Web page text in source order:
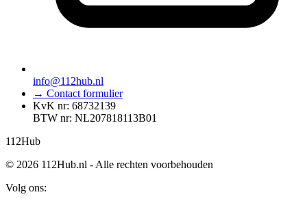
info@112hub.nl
→ Contact formulier
KvK nr: 68732139
BTW nr: NL207818113B01
112Hub
© 2026 112Hub.nl - Alle rechten voorbehouden
Volg ons: